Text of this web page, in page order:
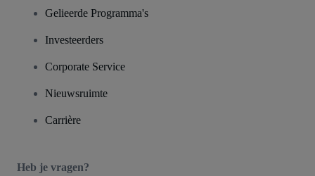
Gelieerde Programma's
Investeerders
Corporate Service
Nieuwsruimte
Carrière
Heb je vragen?